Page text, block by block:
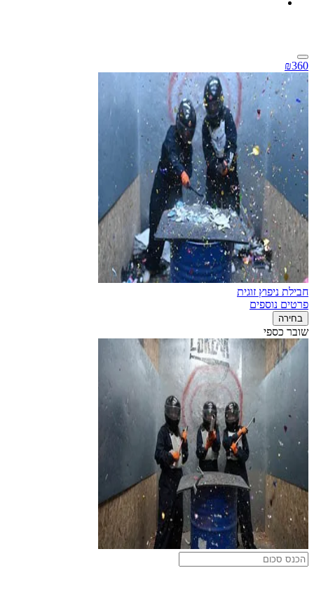
₪360
חבילת ניפוץ זוגית
פרטים נוספים
בחירה
שובר כספי